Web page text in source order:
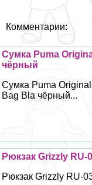
Комментарии:
Сумка Puma
чёрный
Сумка Puma
Bag Bla чёрный...
Рюкзак Grizzly RU-
Рюкзак Grizzly RU-